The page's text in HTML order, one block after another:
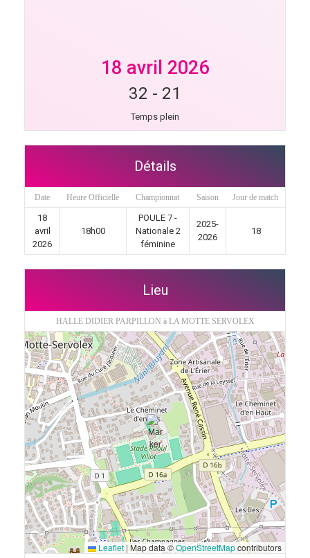
18 avril 2026
32 - 21
Temps plein
Détails
Date Heure Officielle Championnat Saison Jour de match
18
avril
2026
18h00
POULE 7 -
Nationale 2
féminine
2025-
2026
18
Lieu
HALLE DIDIER PARPILLON à LA MOTTE SERVOLEX
Leaflet |Map data ©OpenStreetMapcontributors